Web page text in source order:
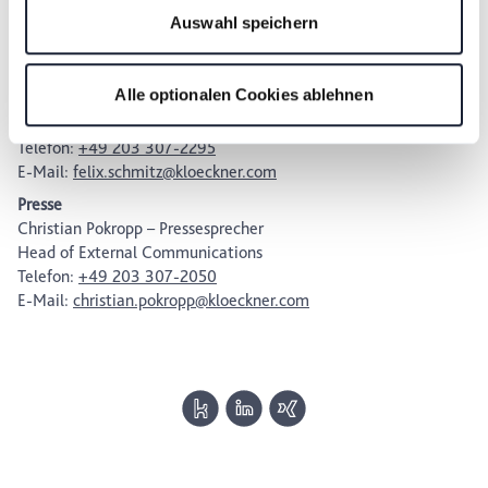
Ende der Webseite verlinkt ist, wählen und finden. Je
nach den von Ihnen gewählten Einstellungen oder wenn
Sie die Schaltfläche "Alle optionalen Cookies ablehnen"
wählen, stehen Ihnen möglicherweise einige Funktionen
Einwilligung jederzeit mit Wirkung für die Zukunft in
Datenschutz-Symbols am Ende der Seite widerrufen.
Auswahl speichern
Alle optionalen Cookies ablehnen
Ansprechpartner Klöckner & Co SE:
Investoren
Head of Investor Relations,
Internal Communications & Sustainability
Telefon:+49 203 307-2295
E-Mail: felix.schmitz@kloeckner.com
Presse
Christian Pokropp – Pressesprecher
Head of External Communications
Telefon: +49 203 307-2050
E-Mail: christian.pokropp@kloeckner.com